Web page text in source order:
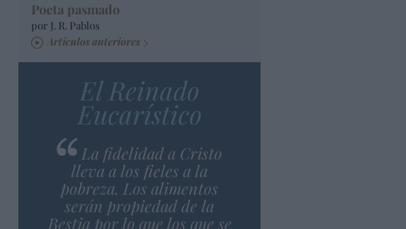
Poeta pasmado
por J. R. Pablos
Artículos anteriores
El Reinado
Eucarístico
La fidelidad a Cristo
lleva a los fieles a la
pobreza. Los alimentos
serán propiedad de la
Bestia por lo que los que se